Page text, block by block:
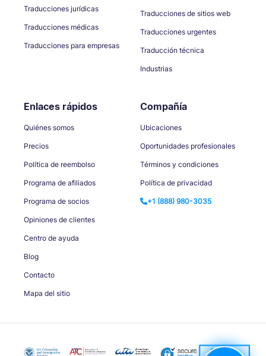
Traducciones jurídicas
Traducciones médicas
Traducciones para empresas
Traducciones de sitios web
Traducciones urgentes
Traducción técnica
Industrias
Enlaces rápidos
Quiénes somos
Precios
Política de reembolso
Programa de afiliados
Programa de socios
Opiniones de clientes
Centro de ayuda
Blog
Contacto
Mapa del sitio
Compañía
Ubicaciones
Oportunidades profesionales
Términos y condiciones
Política de privacidad
+1 (888) 980-3035